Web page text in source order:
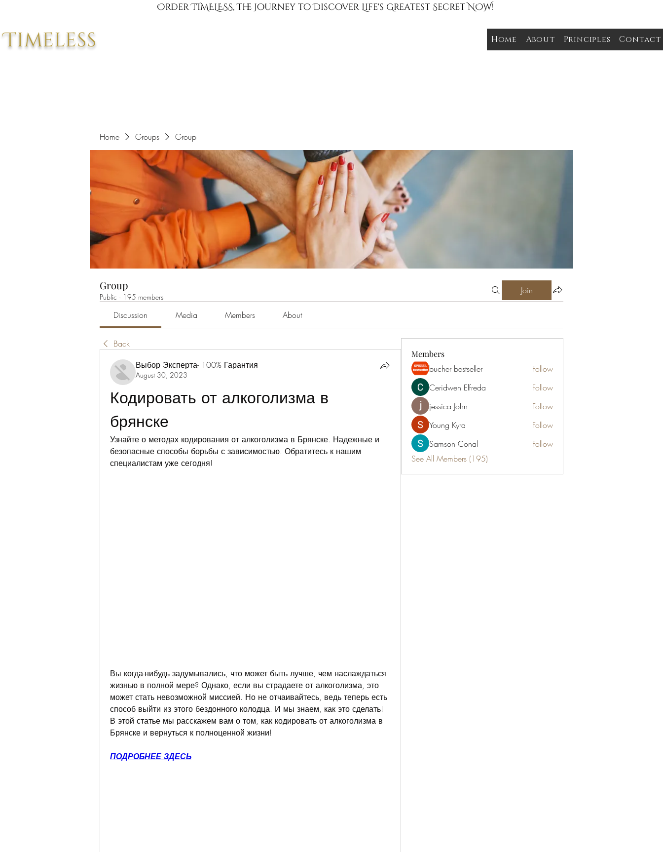
Order TIMELESS, The Journey to Discover Life's Greatest Secret NOW!
Timeless Home About Principles Contact
Home Groups Group
Group
Public · 195 members
Join
Discussion Media Members About
Back
Выбор Эксперта- 100% Гарантия
August 30, 2023
Кодировать от алкоголизма в
брянске
Узнайте о методах кодирования от алкоголизма в Брянске. Надежные и
безопасные способы борьбы с зависимостью. Обратитесь к нашим
специалистам уже сегодня!
Вы когда-нибудь задумывались, что может быть лучше, чем наслаждаться
жизнью в полной мере? Однако, если вы страдаете от алкоголизма, это
может стать невозможной миссией. Но не отчаивайтесь, ведь теперь есть
способ выйти из этого бездонного колодца. И мы знаем, как это сделать!
В этой статье мы расскажем вам о том, как кодировать от алкоголизма в
Брянске и вернуться к полноценной жизни!
ПОДРОБНЕЕ ЗДЕСЬ
Members
bucher bestseller
Follow
Ceridwen Elfreda
Follow
jessica John
Follow
Young Kyra
Follow
Samson Conal
Follow
See All Members (195)